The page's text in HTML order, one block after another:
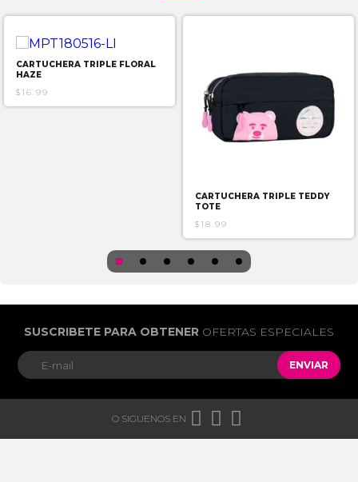
CARTUCHERA TRIPLE FLORAL
HAZE
$16.99
CARTUCHERA TRIPLE TEDDY
TOTE
$18.99
SUSCRIBETE PARA OBTENER OFERTAS ESPECIALES
ENVIAR
O SIGUENOS EN   